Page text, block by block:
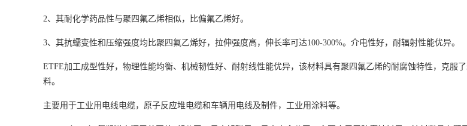
2、其耐化学药品性与聚四氟乙烯相似，比偏氟乙烯好。
3、其抗蠕变性和 压缩强度均比聚四氟乙烯好，拉伸强度高， 伸长率可达100-300%。 介电性好，耐辐射性能优异。
ETFE加工成型性好， 物理性能均衡、机械韧性好、耐射线性能优异，该材料具有聚四氟乙烯的耐腐蚀特性，克服
料。
主要用于工业用 电线电缆， 原子反应堆电缆和车辆用电线及制件，工业用涂料等。